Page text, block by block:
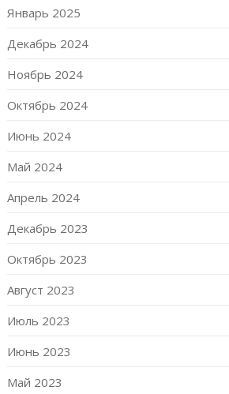
Январь 2025
Декабрь 2024
Ноябрь 2024
Октябрь 2024
Июнь 2024
Май 2024
Апрель 2024
Декабрь 2023
Октябрь 2023
Август 2023
Июль 2023
Июнь 2023
Май 2023